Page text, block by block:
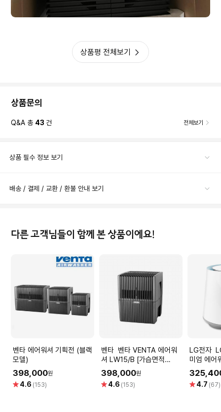
상품평 전체보기
상품문의
Q&A 총 43 건 전체보기
상품 필수 정보 보기
배송 / 결제 / 교환 / 환불 안내 보기
다른 고객님들이 함께 본 상품이에요!
벤타 에어워셔 기획전 (블랙
모델)
398,000원
별 4.6 (153)
벤타 벤타 VENTA 에어워
셔 LW15/B [가습면적
20m² , 정화면적 10m²]
398,000원
별 4.6 (153)
LG전자 LG 퓨리케어 프리
미엄 에어
기
별 4.7 (67)